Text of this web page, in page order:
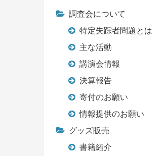
調査会について
特定失踪者問題とは
主な活動
講演会情報
決算報告
寄付のお願い
情報提供のお願い
グッズ販売
書籍紹介